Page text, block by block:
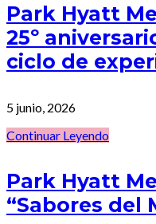
Park Hyatt
25º
ciclo de
5 junio, 2026
Continuar Leyendo
Park Hyatt
“Sabores del